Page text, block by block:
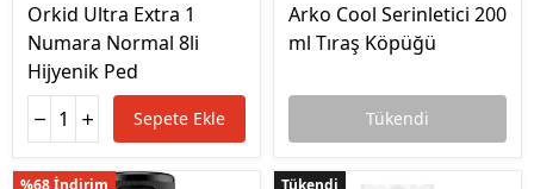
Orkid Ultra Extra 1
Numara Normal 8li
Hijyenik Ped
Sepete Ekle
Arko Cool Serinletici 200
ml Tıraş Köpüğü
Tükendi